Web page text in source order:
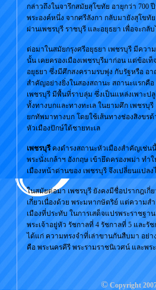
กล่าวถึงในจารึกสมัยสุโขทัย อายุกว่า 700
พระองค์หนึ่ง จากศรีลังกา กลับมายังสุโขทั
ผ่านเพชรบุรี ราชบุรี และอยุธยา เพื่อจะกลั
ต่อมาในสมัยกรุงศรีอยุธยา เพชรบุรี มีควา
นั้น เคยครองเมืองเพชรบุรีมาก่อน แต่ข้อเ
อยุธยา ซึ่งมีศึกสงครามรบพุ่ง กับรัฐหรือ อ
สำคัญอย่างยิ่งในสองสถานะ สถานะแรกคื
เพชรบุรี มีพื้นที่ราบลุ่ม ซึ่งเป็นแหล่งเพาะ
ทั้งทางบกและทางทะเล ในยามศึก เพชร
ยกทัพมาทางบก โดยใช้เส้นทางช่องสิงขร
หัวเมืองปักษ์ใต้ชายทะเล
เพชรบุรีคงดำรงสถานะหัวเมืองสำคัญเช่น
พระนั่งเกล้าฯ อังกฤษ เข้ายึดครองพม่า ท
เมืองหน้าด่านของ เพชรบุรี จึงเปลี่ยนแปล
ในสมัยต่อมา เพชรบุรี ยังคงมีชื่อปรากฎเกี่
เกี่ยวเนื่องด้วย พระมหากษัตริย์ แต่ความส
เมืองที่ประทับ ในการเสด็จแปรพระราชฐ
พระเจ้าอยู่หัว รัชกาลที่ 4 รัชกาลที่ 5 และรั
ได้แก่ ความทรงจำที่เล่าขานกันสืบมา อย่
คือ พระนครคีรี พระรามราชนิเวศน์ และพ
©Copyright